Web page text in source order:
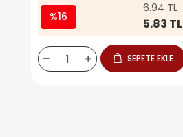
%16
6.94 TL
5.83 TL
SEPETE EKLE